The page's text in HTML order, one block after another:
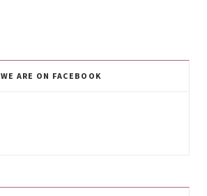
WE ARE ON FACEBOOK